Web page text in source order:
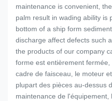
maintenance is convenient,
palm result in wading ability is
bottom of a ship form
discharge affect defects such
the products of our company
forme est entièrement
cadre de faisceau, le moteur
plupart des pièces au-dessus
maintenance de